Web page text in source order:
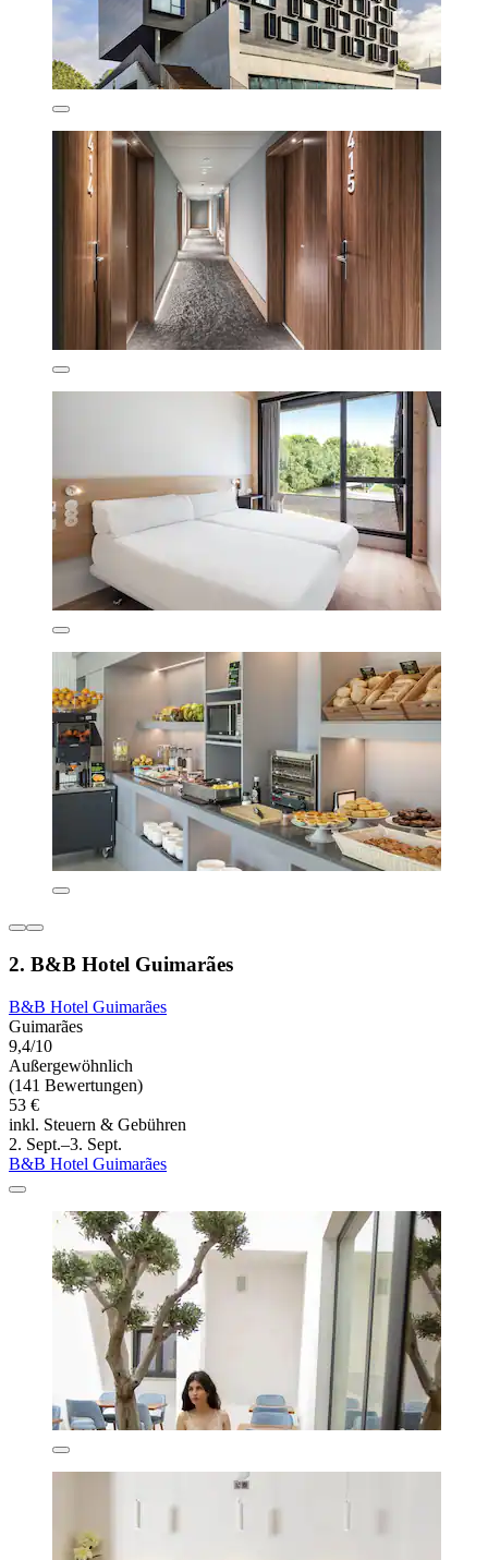
2. B&B Hotel Guimarães
B&B Hotel Guimarães
Guimarães
9,4/10
Außergewöhnlich
(141 Bewertungen)
53 €
inkl. Steuern & Gebühren
2. Sept.–3. Sept.
B&B Hotel Guimarães